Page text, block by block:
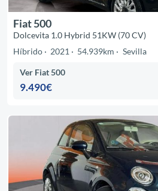
Fiat 500
Dolcevita 1.0 Hybrid 51KW (70 CV)
Híbrido
2021 54.939km Sevilla
Ver Fiat 500
9.490€